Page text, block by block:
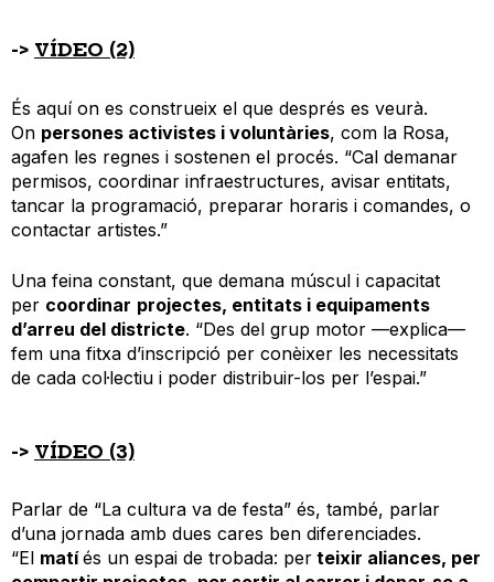
-> VÍDEO (2)
És aquí on es construeix el que després es veurà.
On persones activistes i voluntàries, com la Rosa,
agafen les regnes i sostenen el procés. “Cal demanar
permisos, coordinar infraestructures, avisar entitats,
tancar la programació, preparar horaris i comandes, o
contactar artistes.”
Una feina constant, que demana múscul i capacitat
per coordinar projectes, entitats i equipaments
d’arreu del districte. “Des del grup motor —explica—
fem una fitxa d’inscripció per conèixer les necessitats
de cada col·lectiu i poder distribuir-los per l’espai.”
-> VÍDEO (3)
Parlar de “La cultura va de festa” és, també, parlar
d’una jornada amb dues cares ben diferenciades.
“El matíés un espai de trobada: per teixir aliances, per